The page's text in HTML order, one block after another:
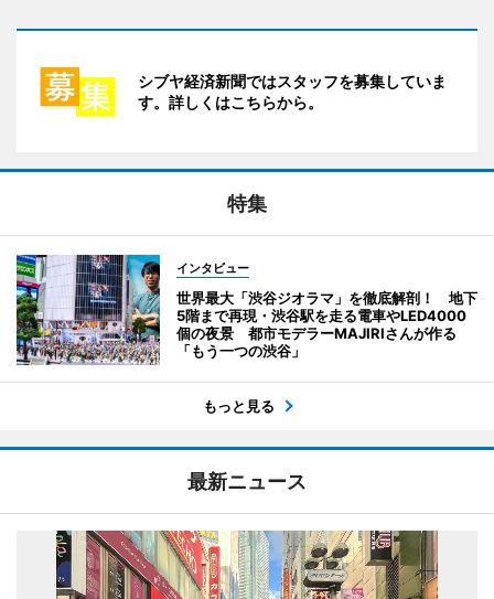
シブヤ経済新聞ではスタッフを募集していま
す。詳しくはこちらから。
特集
インタビュー
世界最大「渋谷ジオラマ」を徹底解剖！ 地下
5階まで再現・渋谷駅を走る電車やLED4000
個の夜景 都市モデラーMAJIRIさんが作る
「もう一つの渋谷」
もっと見る
最新ニュース